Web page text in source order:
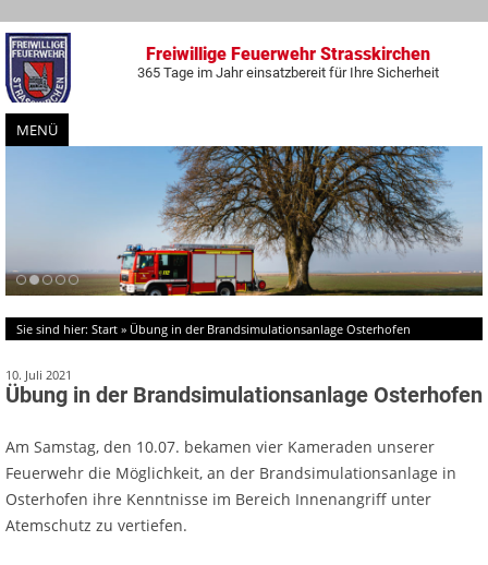
Freiwillige Feuerwehr Strasskirchen
365 Tage im Jahr einsatzbereit für Ihre Sicherheit
MENÜ
Zum
Inhalt
springen
Sie sind hier: Start » Übung in der Brandsimulationsanlage Osterhofen
10. Juli 2021
Übung in der Brandsimulationsanlage Osterhofen
Am Samstag, den 10.07. bekamen vier Kameraden unserer
Feuerwehr die Möglichkeit, an der Brandsimulationsanlage in
Osterhofen ihre Kenntnisse im Bereich Innenangriff unter
Atemschutz zu vertiefen.